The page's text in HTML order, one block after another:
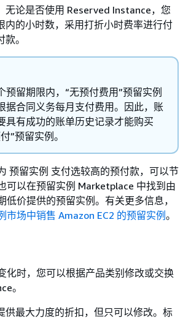
无论是否使用 Reserved Instance，您
内的小时数，采用打折小时费率进行付
。
预留期限内，“无预付费用”预留实例
据合同义务每月支付费用。因此，账
具有成功的账单历史记录才能购买
”预留实例。
预留实例 支付选较高的预付款，可以节
可以在预留实例 Marketplace 中找到由
低价提供的预留实例。有关更多信息，
市场中销售 Amazon EC2 的预留实例 。
化时，您可以根据产品类别修改或交换
。
供最大力度的折扣，但只可以修改。标